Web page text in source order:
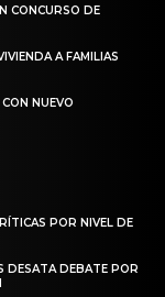
CONCURSO DE
A FAMILIAS
NUEVO
POR NIVEL DE
DESATA DEBATE POR